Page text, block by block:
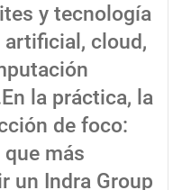
y tecnología
cloud,
la práctica, la
de foco:
más
un Indra Group